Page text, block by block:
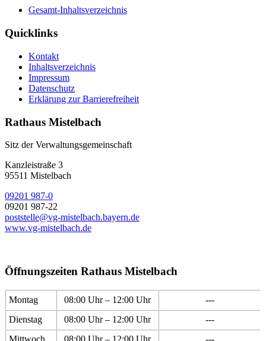
Gesamt-Inhaltsverzeichnis
Quicklinks
Kontakt
Inhaltsverzeichnis
Impressum
Datenschutz
Erklärung zur Barrierefreiheit
Rathaus Mistelbach
Sitz der Verwaltungsgemeinschaft
Kanzleistraße 3
95511 Mistelbach
09201 987-0
09201 987-22
poststelle@vg-mistelbach.bayern.de
www.vg-mistelbach.de
Öffnungszeiten Rathaus Mistelbach
Montag 08:00 Uhr – 12:00 Uhr
---
Dienstag
08:00 Uhr – 12:00 Uhr
---
Mittwoch
08:00 Uhr – 12:00 Uhr ---